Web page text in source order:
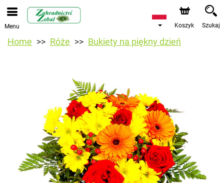
Menu Koszyk Szukaj
Home Róże Bukiety na piękny dzień